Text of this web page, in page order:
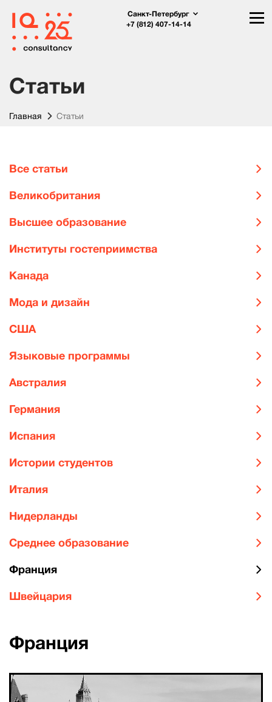
Санкт-Петербург
+7 (812) 407-14-14
Статьи
Главная Статьи
Все статьи
Великобритания
Высшее образование
Институты гостеприимства
Канада
Мода и дизайн
США
Языковые программы
Австралия
Германия
Испания
Истории студентов
Италия
Нидерланды
Среднее образование
Франция
Швейцария
Франция